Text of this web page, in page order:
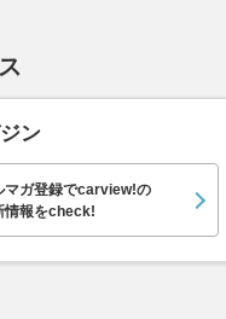
ン
マガ登録でcarview!の
情報をcheck!